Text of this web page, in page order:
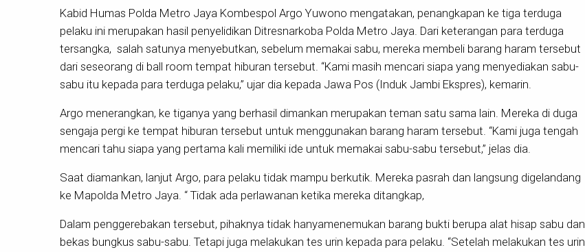
Kabid Humas Polda Metro Jaya Kombespol Argo Yuwono mengatakan, penangkapan ke tiga terduga
pelaku ini merupakan hasil penyelidikan Ditresnarkoba Polda Metro Jaya. Dari keterangan para terduga
tersangka, salah satunya menyebutkan, sebelum memakai sabu, mereka membeli barang haram tersebut
dari seseorang di ball room tempat hiburan tersebut. “Kami masih mencari siapa yang menyediakan sabu-
sabu itu kepada para terduga pelaku,” ujar dia kepada Jawa Pos (Induk Jambi Ekspres), kemarin.
Argo menerangkan, ke tiganya yang berhasil dimankan merupakan teman satu sama lain. Mereka di duga
sengaja pergi ke tempat hiburan tersebut untuk menggunakan barang haram tersebut. “Kami juga tengah
mencari tahu siapa yang pertama kali memiliki ide untuk memakai sabu-sabu tersebut,” jelas dia.
Saat diamankan, lanjut Argo, para pelaku tidak mampu berkutik. Mereka pasrah dan langsung digelandang
ke Mapolda Metro Jaya. “ Tidak ada perlawanan ketika mereka ditangkap,
Dalam penggerebakan tersebut, pihaknya tidak hanyamenemukan barang bukti berupa alat hisap sabu dan
bekas bungkus sabu-sabu. Tetapi juga melakukan tes urin kepada para pelaku. “Setelah melakukan tes urin